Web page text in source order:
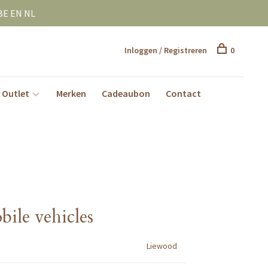
EN NL
Outlet Merken Cadeaubon Contact
Inloggen / Registreren 0
vehicles
Liewood